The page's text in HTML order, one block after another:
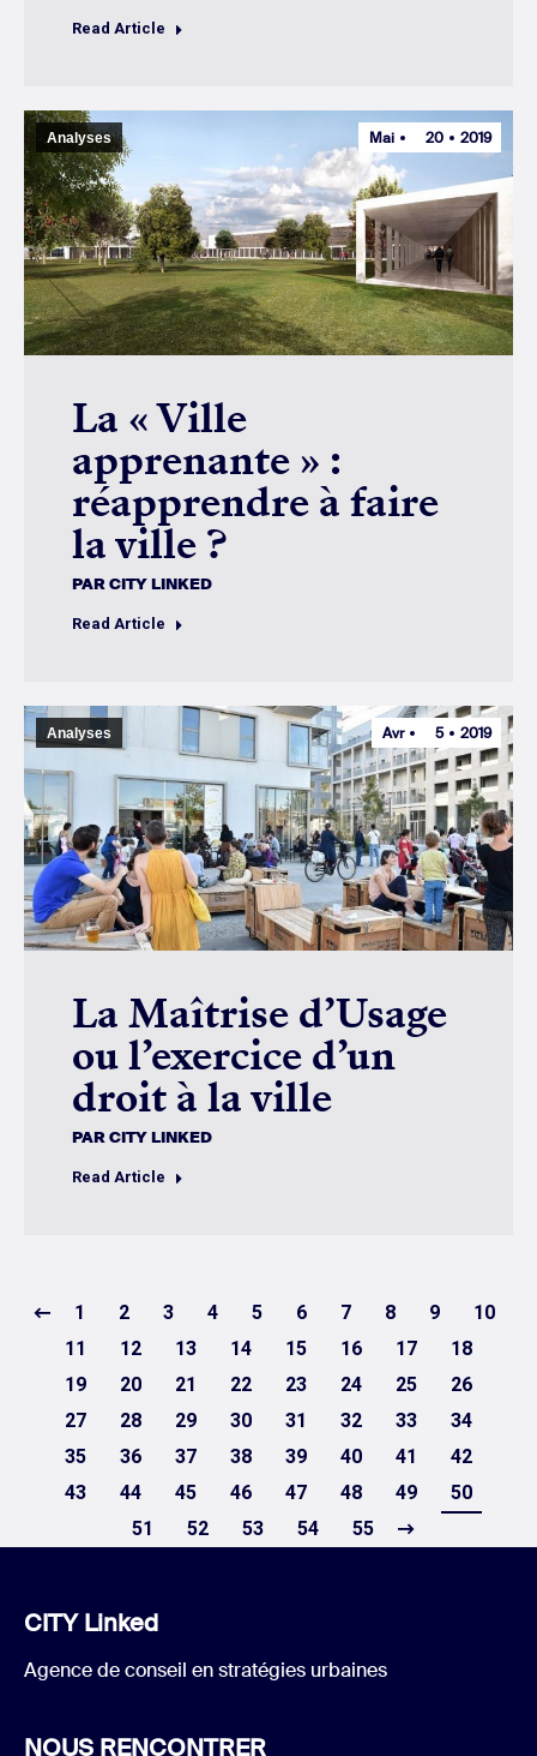
Read Article
Mai 20 2019
Analyses
La « Ville
apprenante » :
réapprendre à faire
la ville ?
PARCITY LINKED
Read Article
Avr 5 2019
Analyses
La Maîtrise d’Usage
ou l’exercice d’un
droit à la ville
PARCITY LINKED
Read Article
1 2 3 4 5 6 7 8 9
10
11
12 13 14 15 16 17
18
19
20 21 22 23 24 25
26
27
28 29 30 31 32 33
34
35
36 37 38 39 40 41
42
43
44 45 46 47 48 49
50
51
52 53 54 55
CITY Linked
Agence de conseil en stratégies urbaines
NOUS RENCONTRER